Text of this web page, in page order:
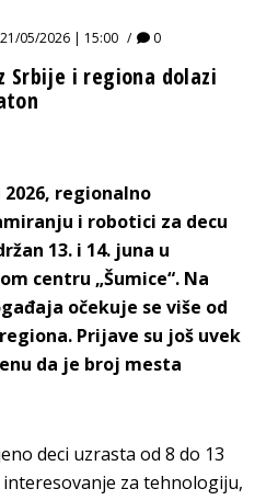
21/05/2026 | 15:00 0
Srbije i regiona dolazi
regionalno
i robotici za decu
13. i 14. juna u
centru „Šumice“. Na
očekuje se više od
Prijave su još uvek
da je broj mesta
deci uzrasta od 8 do 13
za tehnologiju,